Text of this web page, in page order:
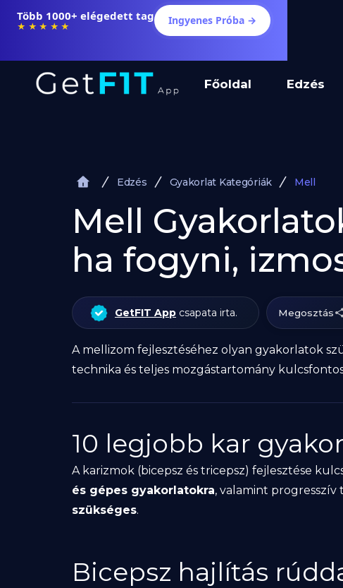
Több 1000+ elégedett tag
★★★★★ Ingyenes Próba →
Főoldal Edzés
Edzés Gyakorlat Kategóriák Mell
Mell
ha fogyni,
GetFIT App csapata irta. Megosztás
A mellizom fejlesztéséhez olyan gyakorlatok
technika és teljes mozgástartomány
10 legjobb kar
A karizmok (bicepsz és tricepsz) fejlesztése
és gépes gyakorlatokra, valamint progresszív
szükséges.
Bicepsz hajlítás